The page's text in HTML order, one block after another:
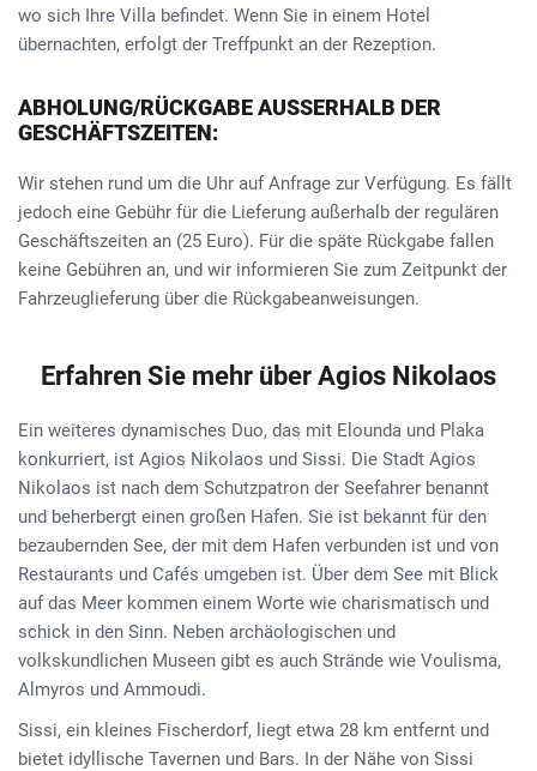
wo sich Ihre Villa befindet. Wenn Sie in einem Hotel
übernachten, erfolgt der Treffpunkt an der Rezeption.
ABHOLUNG/RÜCKGABE AUSSERHALB DER
GESCHÄFTSZEITEN:
Wir stehen rund um die Uhr auf Anfrage zur Verfügung. Es fällt
jedoch eine Gebühr für die Lieferung außerhalb der regulären
Geschäftszeiten an (25 Euro). Für die späte Rückgabe fallen
keine Gebühren an, und wir informieren Sie zum Zeitpunkt der
Fahrzeuglieferung über die Rückgabeanweisungen.
Erfahren Sie mehr über Agios Nikolaos
Ein weiteres dynamisches Duo, das mit Elounda und Plaka
konkurriert, ist Agios Nikolaos und Sissi. Die Stadt Agios
Nikolaos ist nach dem Schutzpatron der Seefahrer benannt
und beherbergt einen großen Hafen. Sie ist bekannt für den
bezaubernden See, der mit dem Hafen verbunden ist und von
Restaurants und Cafés umgeben ist. Über dem See mit Blick
auf das Meer kommen einem Worte wie charismatisch und
schick in den Sinn. Neben archäologischen und
volkskundlichen Museen gibt es auch Strände wie Voulisma,
Almyros und Ammoudi.
Sissi, ein kleines Fischerdorf, liegt etwa 28 km entfernt und
bietet idyllische Tavernen und Bars. In der Nähe von Sissi